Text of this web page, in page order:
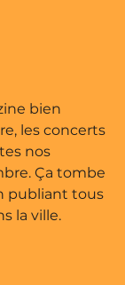
•
bien
les concerts
nos
Ça tombe
publiant tous
la ville.